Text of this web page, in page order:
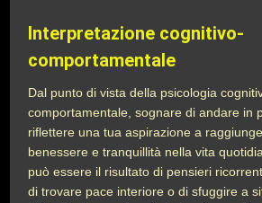
Interpretazione cognitivo-
comportamentale
Dal punto di vista della psicologia
comportamentale, sognare di andare in
riflettere una tua aspirazione a
benessere e tranquillità nella vita
può essere il risultato di pensieri
di trovare pace interiore o di sfuggire a